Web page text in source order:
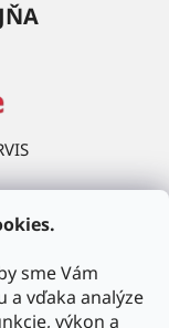
sme Vám
a vďaka analýze
výkon a